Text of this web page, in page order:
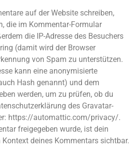
auf der Website schreiben,
die im Kommentar-Formular
die IP-Adresse des Besuchers
(damit wird der Browser
von Spam zu unterstützen.
kann eine anonymisierte
Hash genannt) und dem
werden, um zu prüfen, ob du
des Gravatar-
https://automattic.com/privacy/.
freigegeben wurde, ist dein
deines Kommentars sichtbar.